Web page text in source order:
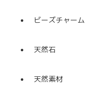
ビーズチャーム
天然石
天然素材